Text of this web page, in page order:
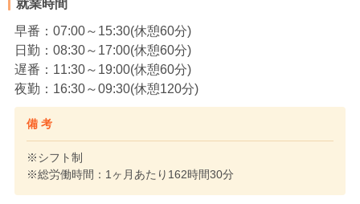
就業時間
早番：07:00～15:30(休憩60分)
日勤：08:30～17:00(休憩60分)
遅番：11:30～19:00(休憩60分)
夜勤：16:30～09:30(休憩120分)
備 考
※シフト制
※総労働時間：1ヶ月あたり162時間30分